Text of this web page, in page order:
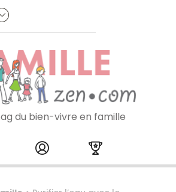
à la newsletter
du bien-vivre en famille
Skip to content
cookies